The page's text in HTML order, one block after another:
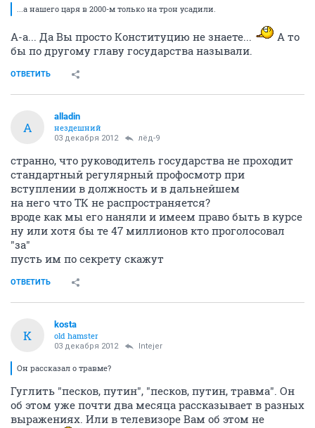
...а нашего царя в 2000-м только на трон усадили.
А-а... Да Вы просто Конституцию не знаете...
А то
бы по другому главу государства называли.
ОТВЕТИТЬ
A
alladin
нездешний
03 декабря 2012 лёд-9
странно, что руководитель государства не проходит
стандартный регулярный профосмотр при
вступлении в должность и в дальнейшем
на него что ТК не распространяется?
вроде как мы его наняли и имеем право быть в курсе
ну или хотя бы те 47 миллионов кто проголосовал
"за"
пусть им по секрету скажут
ОТВЕТИТЬ
K
kosta
old hamster
03 декабря 2012 Intejer
Он рассказал о травме?
Гуглить "песков, путин", "песков, путин, травма". Он
об этом уже почти два месяца рассказывает в разных
выражениях. Или в телевизоре Вам об этом не